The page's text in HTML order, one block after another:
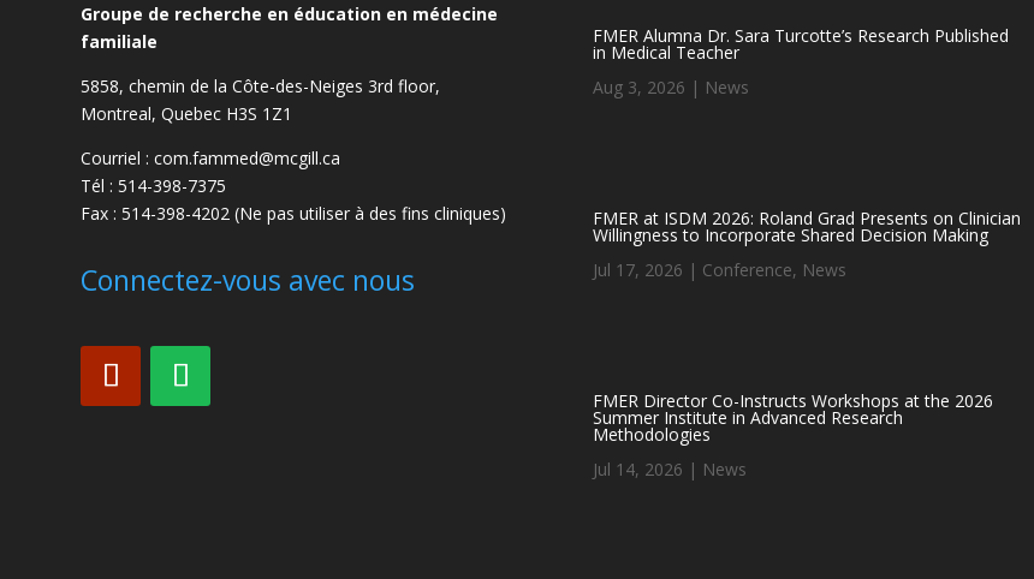
Groupe de recherche en éducation en médecine
familiale
5858, chemin de la Côte-des-Neiges3rd floor,
Montreal, Quebec H3S 1Z1
Courriel : com.fammed@mcgill.ca
Tél : 514-398-7375
Fax : 514-398-4202 (Ne pas utiliser à des fins cliniques)
Connectez-vous avec nous
FMER Alumna Dr. Sara Turcotte’s Research Published
in Medical Teacher
Aug 3, 2026 | News
FMER at ISDM 2026: Roland Grad Presents on Clinician
Willingness to Incorporate Shared Decision Making
Jul 17, 2026 | Conference, News
FMER Director Co-Instructs Workshops at the 2026
Summer Institute in Advanced Research
Methodologies
Jul 14, 2026 | News